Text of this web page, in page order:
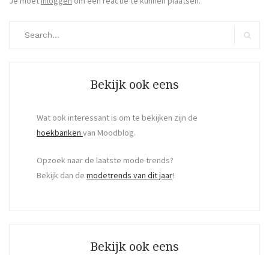
Bekijk ook eens
Wat ook interessant is om te bekijken zijn de
hoekbanken van Moodblog.
Opzoek naar de laatste mode trends?
Bekijk dan de modetrends van dit jaar!
Bekijk ook eens